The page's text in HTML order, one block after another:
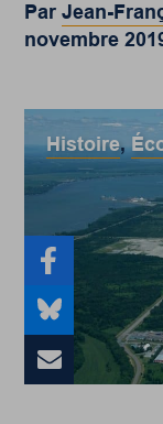
ParJean-
novembre
Histoire,